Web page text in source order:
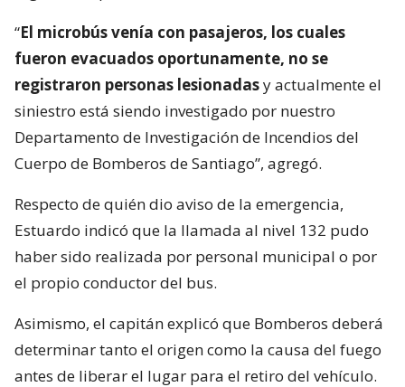
“El microbús venía con pasajeros, los cuales
fueron evacuados oportunamente, no se
registraron personas lesionadasy actualmente el
siniestro está siendo investigado por nuestro
Departamento de Investigación de Incendios del
Cuerpo de Bomberos de Santiago”, agregó.
Respecto de quién dio aviso de la emergencia,
Estuardo indicó que la llamada al nivel 132 pudo
haber sido realizada por personal municipal o por
el propio conductor del bus.
Asimismo, el capitán explicó que Bomberos deberá
determinar tanto el origen como la causa del fuego
antes de liberar el lugar para el retiro del vehículo.